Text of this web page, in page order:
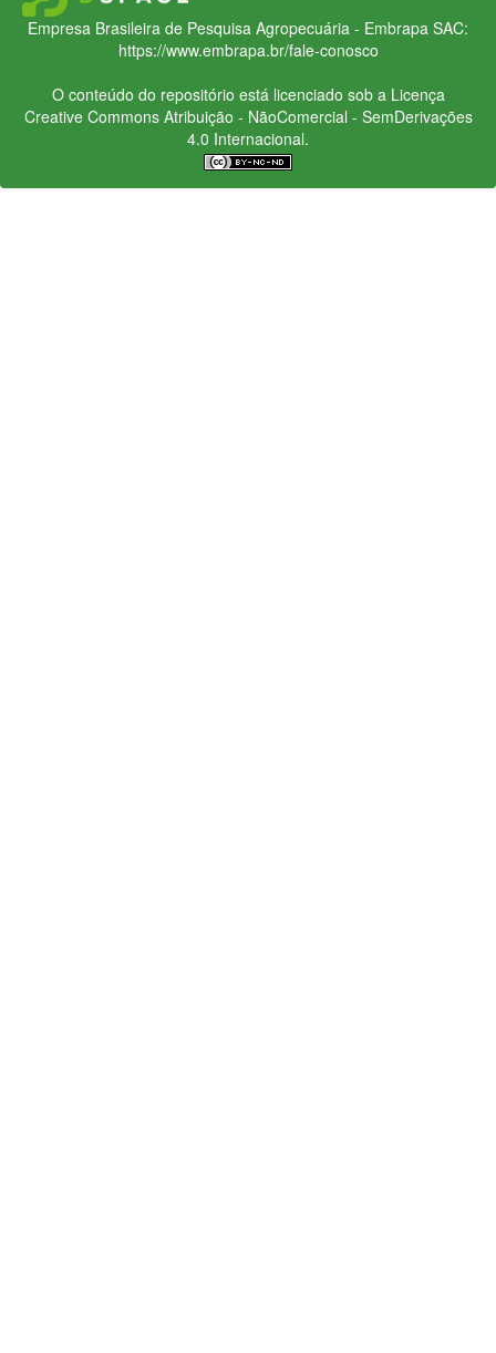
Empresa Brasileira de Pesquisa Agropecuária - Embrapa SAC:
https://www.embrapa.br/fale-conosco
O conteúdo do repositório está licenciado sob a Licença
Creative CommonsAtribuição - NãoComercial - SemDerivações
4.0 Internacional.